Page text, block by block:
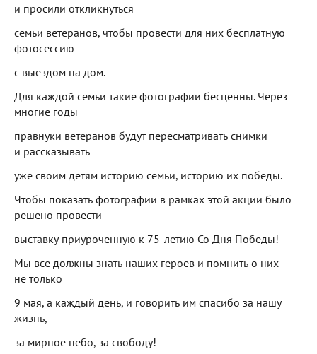
и просили откликнуться
семьи ветеранов, чтобы провести для них бесплатную
фотосессию
с выездом на дом.
Для каждой семьи такие фотографии бесценны. Через
многие годы
правнуки ветеранов будут пересматривать снимки
и рассказывать
уже своим детям историю семьи, историю их победы.
Чтобы показать фотографии в рамках этой акции было
решено провести
выставку приуроченную к 75-летию Со Дня Победы!
Мы все должны знать наших героев и помнить о них
не только
9 мая, а каждый день, и говорить им спасибо за нашу
жизнь,
за мирное небо, за свободу!